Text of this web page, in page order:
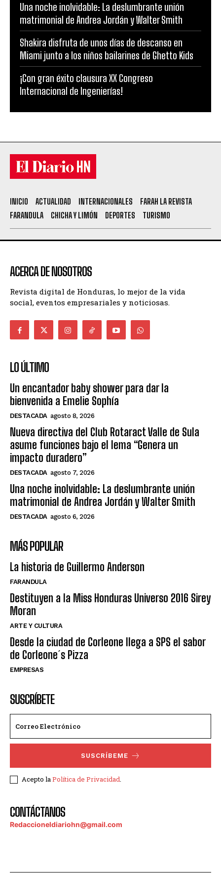
Una noche inolvidable: La deslumbrante unión
matrimonial de Andrea Jordán y Walter Smith
Shakira disfruta de unos días de descanso en
Miami junto a los niños bailarines de Ghetto Kids
¡Con gran éxito clausura XX Congreso
Internacional de Ingenierías!
INICIO ACTUALIDAD INTERNACIONALES
FARAH LA REVISTA
FARANDULA
CHICHA Y LIMÓN DEPORTES TURISMO
ACERCA DE NOSOTROS
Revista digital de Honduras, lo mejor de la vida
social, eventos empresariales y noticiosas.
LO ÚLTIMO
Un encantador baby shower para dar la
bienvenida a Emelie Sophía
DESTACADA agosto 8, 2026
Nueva directiva del Club Rotaract Valle de Sula
asume funciones bajo el lema “Genera un
impacto duradero”
DESTACADA agosto 7, 2026
Una noche inolvidable: La deslumbrante unión
matrimonial de Andrea Jordán y Walter Smith
DESTACADA agosto 6, 2026
MÁS POPULAR
La historia de Guillermo Anderson
FARANDULA
Destituyen a la Miss Honduras Universo 2016 Sirey
Moran
ARTE Y CULTURA
Desde la ciudad de Corleone llega a SPS el sabor
de Corleone´s Pizza
EMPRESAS
SUSCRÍBETE
SUSCRÍBEME
Acepto la Política de Privacidad
CONTÁCTANOS
Redaccioneldiariohn@gmail.com